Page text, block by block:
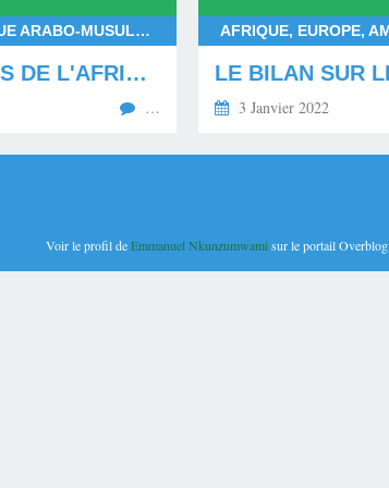
AFRIQUE, AFRIQUE ARABO-MUSULMANE, AFRIQUE CENTRALE, AFRIQUE AUSTRALE, AFRIQUE OCCIDENTALE, AFRIQUE DU NORD, AFRIQUE ORIENTALE, AFRIQUE SUBSAHARIENNE, COVID-19 EN AFRIQUE, COVID-19, ÉCONOMIE
LES EFFORTS DE L'AFRIQUE FACE A LA PANDÉMIE DE LA COVID-19 : ÉVOLUTION ENTRE 2020 ET 2021
… 3 Janvier 2022
Voir le profil deEmmanuel Nkunzumwami sur le portail Overblog